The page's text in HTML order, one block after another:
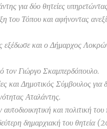
για δύο θητείες
του Τόπου και αφήνοντας
εξέδωσε και ο Δήμαρχος
τον Γιώργο Σκαμπερδόπουλο.
και Δημοτικός Σύμβουλος για
Αταλάντης.
και πολιτική
δημαρχιακή του